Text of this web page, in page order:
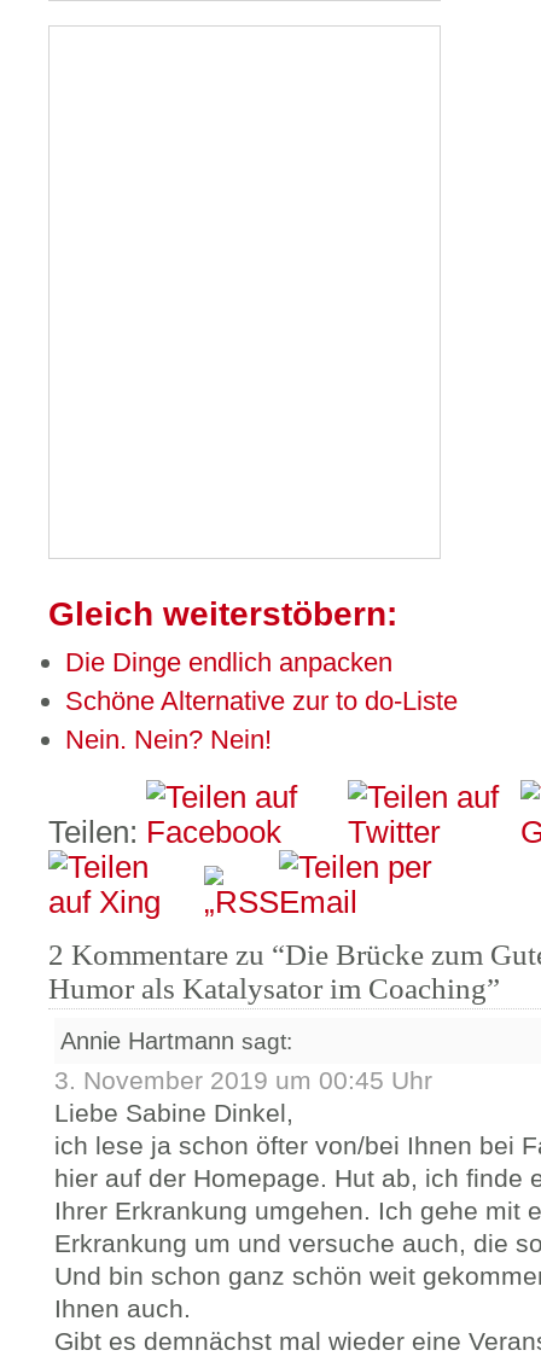
Gleich weiterstöbern:
Die Dinge endlich anpacken
Schöne Alternative zur to do-Liste
Nein. Nein? Nein!
Teilen:
2 Kommentare zu “Die Brücke zum
Humor als Katalysator im Coaching”
Annie Hartmann sagt:
3. November 2019 um 00:45 Uhr
Liebe Sabine Dinkel,
ich lese ja schon öfter von/bei Ihnen bei
hier auf der Homepage. Hut ab, ich finde
Ihrer Erkrankung umgehen. Ich gehe mit
Erkrankung um und versuche auch, die
Und bin schon ganz schön weit
Ihnen auch.
Gibt es demnächst mal wieder eine